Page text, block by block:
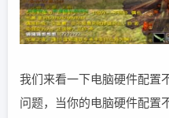
我们来看一下电脑硬件配置
问题，当你的电脑硬件配置